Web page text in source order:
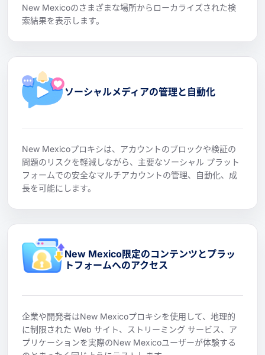
New Mexicoのさまざまな場所からローカライズされた検
索結果を表示します。
ソーシャルメディアの管理と自動化
New Mexicoプロキシは、アカウントのブロックや検証の
問題のリスクを軽減しながら、主要なソーシャル プラット
フォームでの安全なマルチアカウントの管理、自動化、成
長を可能にします。
New Mexico限定のコンテンツとプラッ
トフォームへのアクセス
企業や開発者はNew Mexicoプロキシを使用して、地理的
に制限された Web サイト、ストリーミング サービス、ア
プリケーションを実際のNew Mexicoユーザーが体験する